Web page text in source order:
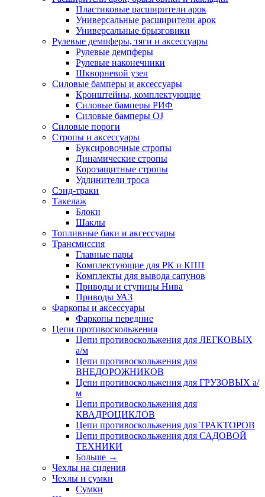
Пластиковые расширители арок
Универсальные расширители арок
Универсальные брызговики
Рулевые демпферы, тяги и аксессуары
Рулевые демпферы
Рулевые наконечники
Шкворневой узел
Силовые бамперы и аксессуары
Кронштейны, комплектующие
Силовые бамперы РИФ
Силовые бамперы OJ
Силовые пороги
Стропы и аксессуары
Буксировочные стропы
Динамические стропы
Корозащитные стропы
Удлинители троса
Сэнд-траки
Такелаж
Блоки
Шаклы
Топливные баки и аксессуары
Трансмиссия
Главные пары
Комплектующие для РК и КПП
Комплекты для вывода сапунов
Приводы и ступицы Нива
Приводы УАЗ
Фаркопы и аксессуары
Фаркопы передние
Цепи противоскольжения
Цепи противоскольжения для ЛЕГКОВЫХ
а/м
Цепи противоскольжения для
ВНЕДОРОЖНИКОВ
Цепи противоскольжения для ГРУЗОВЫХ а/
м
Цепи противоскольжения для
КВАДРОЦИКЛОВ
Цепи противоскольжения для ТРАКТОРОВ
Цепи противоскольжения для САДОВОЙ
ТЕХНИКИ
Больше →
Чехлы на сидения
Чехлы и сумки
Сумки